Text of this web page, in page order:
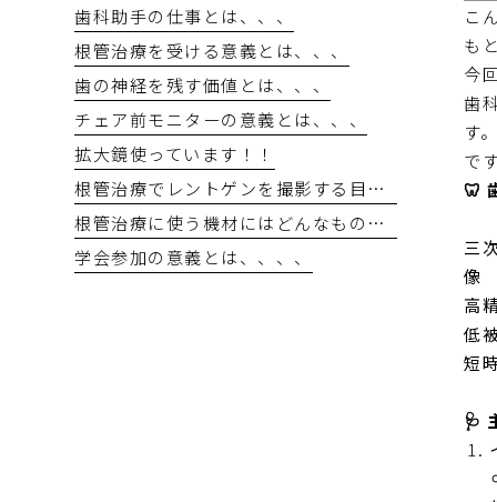
こ
も
今
歯
す
で
🦷
三
像
高
低
短
🩺
歯科助手の仕事とは、、、
根管治療を受ける意義とは、、、
歯の神経を残す価値とは、、、
チェア前モニターの意義とは、、、
拡大鏡使っています！！
根管治療でレントゲンを撮影する目的とは
根管治療に使う機材にはどんなものがあるのか？？
学会参加の意義とは、、、、